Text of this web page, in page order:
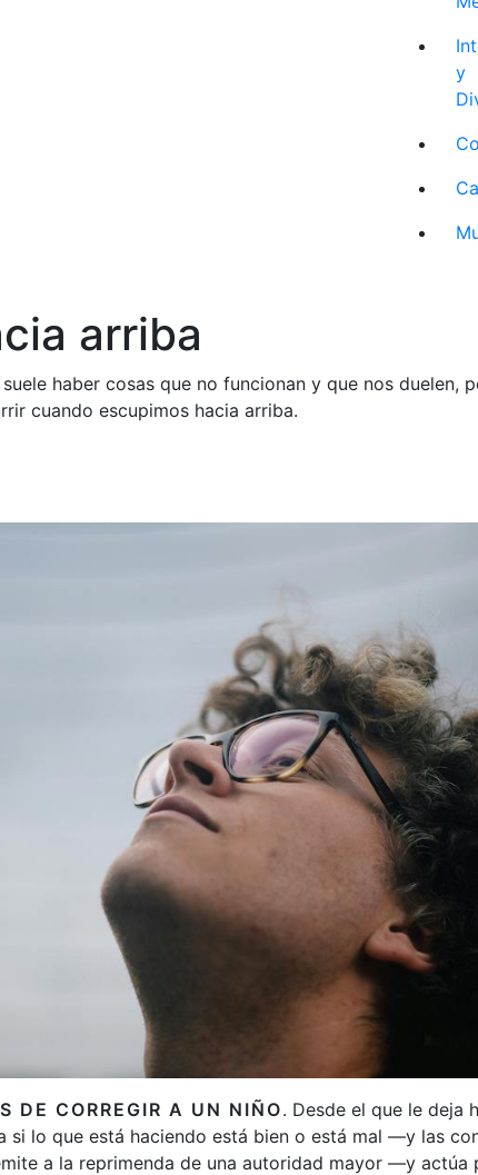
y
arriba
haber cosas que no funcionan y que nos duelen,
cuando escupimos hacia arriba.
DE CORREGIR A UN NIÑO. Desde el que le deja
si lo que está haciendo está bien o está mal —y las
a la reprimenda de una autoridad mayor —y actúa